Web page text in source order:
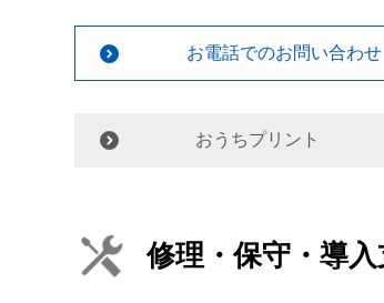
お電話でのお問い合わせ
おうちプリント
修理・保守・導